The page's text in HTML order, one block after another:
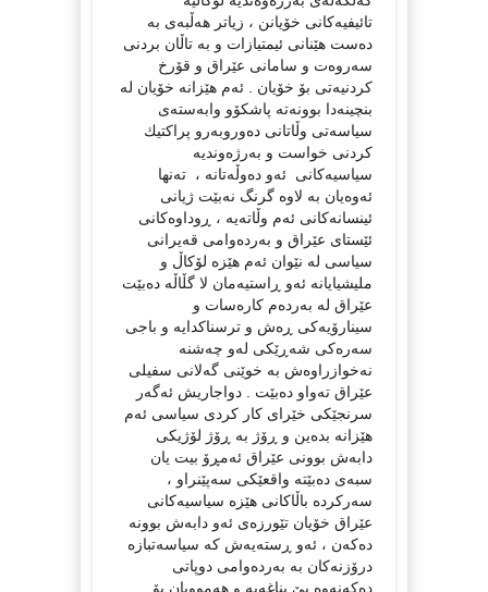
تائیفیه‌كانی خۆیانن ، زیاتر هه‌ڵبه‌ی به‌
ده‌ست هێنانی ئیمتیازات و به‌ تاڵان بردنی
سه‌روه‌ت و سامانی عێراق و قۆرخ
كردنیه‌تی بۆ خۆیان . ئه‌م هێزانه‌ خۆیان له‌
بنچینه‌دا بوونه‌ته‌ پاشكۆو وابه‌سته‌ی
سیاسه‌تی وڵاتانی ده‌وروبه‌رو پراكتیك
كردنی خواست و به‌رژه‌وندیه‌
سیاسیه‌كانی ئه‌و ده‌وڵه‌تانه‌ ، ته‌نها
ئه‌وه‌یان به‌ لاوه‌ گرنگ نه‌بێت ژیانی
ئینسانه‌كانی ئه‌م وڵاته‌یه‌ ، ڕوداوه‌كانی
ئێستای عێراق و به‌رده‌وامی قه‌یرانی
سیاسی له‌ نێوان ئه‌م هێزه‌ لۆكاڵ و
ملیشیایانه‌ ئه‌و ڕاستیه‌مان لا گڵاڵه‌ ده‌بێت
عێراق له‌ به‌رده‌م كاره‌سات و
سینارۆیه‌كی ڕه‌ش و ترسناكدایه‌ و باجی
سه‌ره‌كی شه‌ڕێكی له‌و چه‌شنه‌
نه‌خوازراوه‌ش به‌ خوێنی گه‌لانی سفیلی
عێراق ته‌واو ده‌بێت . دواجاریش ئه‌گه‌ر
سرنجێكی خێرای كار كردی سیاسی ئه‌م
هێزانه‌ بده‌ین و ڕۆژ به‌ ڕۆژ لۆژیكی
دابه‌ش بوونی عێراق ئه‌مڕۆ بیت یان
سبه‌ی ده‌بێته‌ واقعێكی سه‌پێنراو ،
سه‌ركرده‌ باڵاكانی هێزه‌ سیاسیه‌كانی
عێراق خۆیان تێورزه‌ی ئه‌و دابه‌ش بوونه‌
ده‌كه‌ن ، ئه‌و ڕسته‌یه‌ش كه‌ سیاسه‌تبازه‌
درۆزنه‌كان به‌ به‌رده‌وامی دوپاتی
ده‌كه‌نه‌وه‌ بێ‌ بناغه‌یه‌ و هه‌موویان بۆ